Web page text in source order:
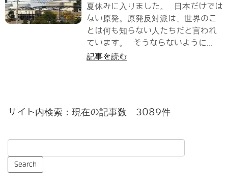
夏休みに入りました。 日本だけでは
ない原発。原発反対派は、世界のこ
とは何も知らない人たちだと言われ
ています。 そうならないように...
記事を読む
サイト内検索：現在の記事数 3089件